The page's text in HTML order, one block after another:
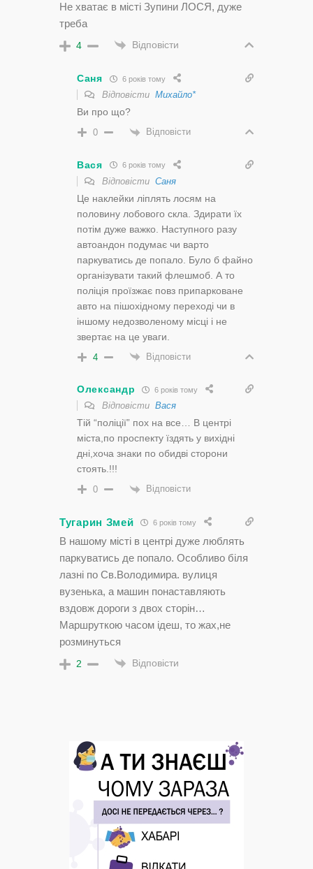
Не хватає в місті Зупини ЛОСЯ, дуже
треба
4 Відповісти
Саня 6 років тому
Відповісти Михайло*
Ви про що?
0 Відповісти
Вася 6 років тому
Відповісти Саня
Це наклейки ліплять лосям на
половину лобового скла. Здирати їх
потім дуже важко. Наступного разу
автоандон подумає чи варто
паркуватись де попало. Було б файно
організувати такий флешмоб. А то
поліція проїзжає повз припарковане
авто на пішохідному переході чи в
іншому недозволеному місці і не
звертає на це уваги.
4 Відповісти
Олександр 6 років тому
Відповісти Вася
Тій “поліції” пох на все… В центрі
міста,по проспекту їздять у вихідні
дні,хоча знаки по обидві сторони
стоять.!!!
0 Відповісти
Тугарин Змей 6 років тому
В нашому місті в центрі дуже люблять
паркуватись де попало. Особливо біля
лазні по Св.Володимира. вулиця
вузенька, а машин понаставляють
вздовж дороги з двох сторін…
Маршруткою часом ідеш, то жах,не
розминуться
2 Відповісти